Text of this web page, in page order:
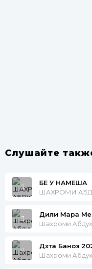
Слушайте
БЕ У НАМЕША
ШАХРОМИ
Дили Мара
Шахроми
Дхта Баноз
Шахроми